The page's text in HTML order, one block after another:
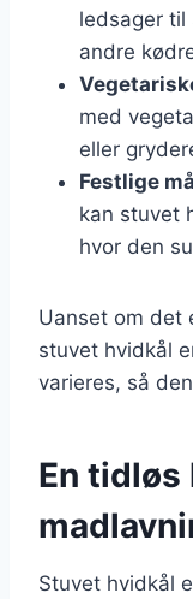
ledsager
andre
med
eller
Festlige
kan stuvet
hvor den
Uanset om det
stuvet hvidkål
varieres, så
En tidløs
Stuvet hvidkål